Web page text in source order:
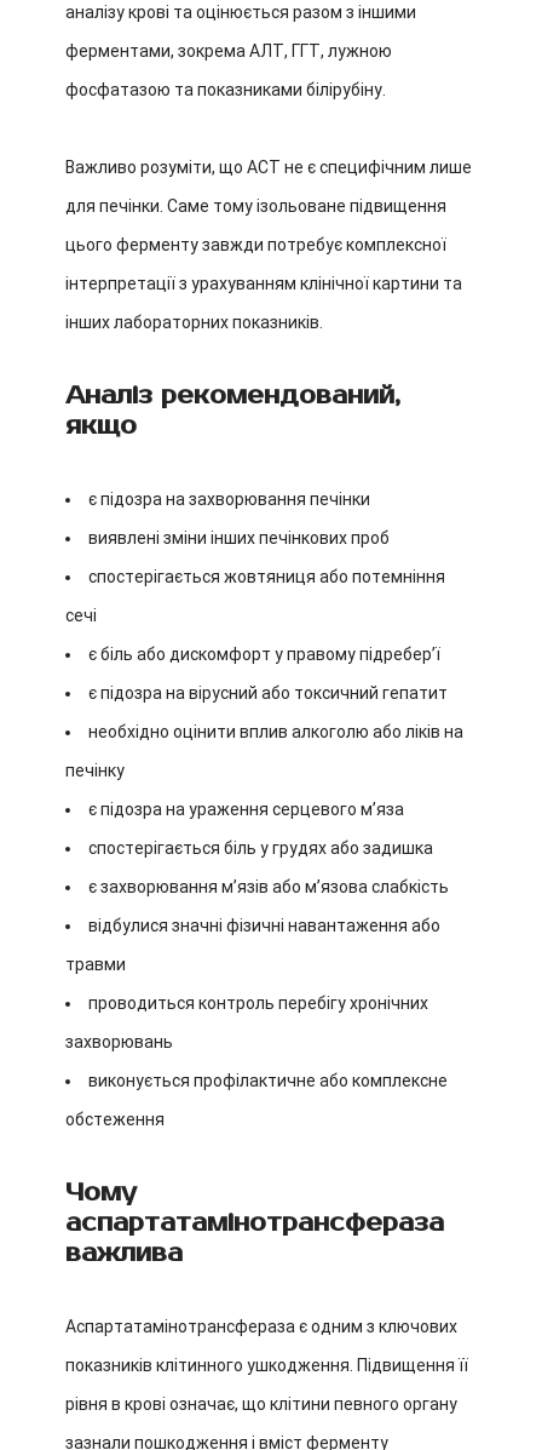
аналізу крові та оцінюється разом з іншими
ферментами, зокрема АЛТ, ГГТ, лужною
фосфатазою та показниками білірубіну.
Важливо розуміти, що АСТ не є специфічним лише
для печінки. Саме тому ізольоване підвищення
цього ферменту завжди потребує комплексної
інтерпретації з урахуванням клінічної картини та
інших лабораторних показників.
Аналіз рекомендований,
якщо
є підозра на захворювання печінки
виявлені зміни інших печінкових проб
спостерігається жовтяниця або потемніння
сечі
є біль або дискомфорт у правому підребер’ї
є підозра на вірусний або токсичний гепатит
необхідно оцінити вплив алкоголю або ліків на
печінку
є підозра на ураження серцевого м’яза
спостерігається біль у грудях або задишка
є захворювання м’язів або м’язова слабкість
відбулися значні фізичні навантаження або
травми
проводиться контроль перебігу хронічних
захворювань
виконується профілактичне або комплексне
обстеження
Чому
аспартатамінотрансфераза
важлива
Аспартатамінотрансфераза є одним з ключових
показників клітинного ушкодження. Підвищення її
рівня в крові означає, що клітини певного органу
зазнали пошкодження і вміст ферменту